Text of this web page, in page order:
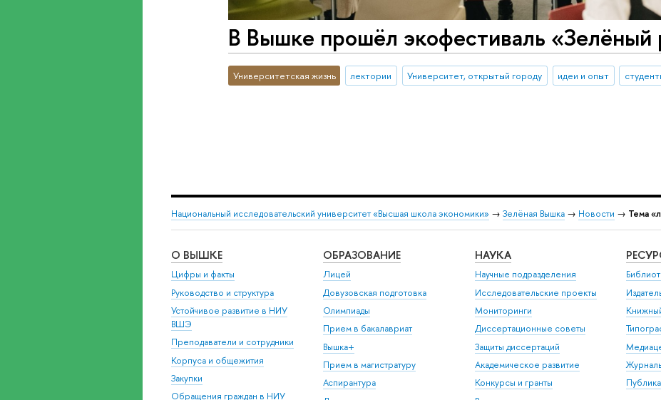
В Вышке прошёл экофестиваль «Зелёный
Университетская жизнь лектории Университет, открытый городу идеи и опыт
Национальный исследовательский университет «Высшая школа экономики» → Зелёная Вышка → Новости → Тема
О ВЫШКЕ
Цифры и факты
Руководство и структура
Устойчивое развитие в НИУ
ВШЭ
Преподаватели и сотрудники
Корпуса и общежития
Закупки
Обращения граждан в НИУ
ОБРАЗОВАНИЕ
Лицей
Довузовская подготовка
Олимпиады
Прием в бакалавриат
Вышка+
Прием в магистратуру
Аспирантура
НАУКА
Научные подразделения
Исследовательские проекты
Мониторинги
Диссертационные советы
Защиты диссертаций
Академическое развитие
Конкурсы и гранты